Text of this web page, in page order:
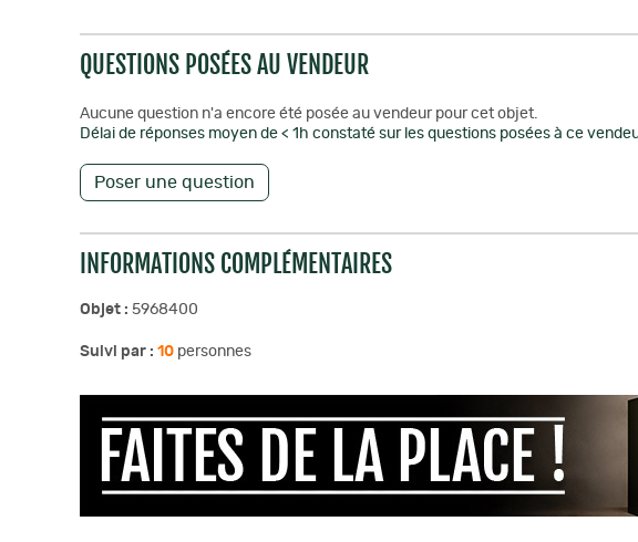
QUESTIONS POSÉES AU VENDEUR
Aucune question n'a encore été posée au vendeur pour cet objet.
Délai de réponses moyen de < 1h constaté sur les questions posées à ce
Poser une question
INFORMATIONS COMPLÉMENTAIRES
Objet : 5968400
Suivi par : 10 personnes